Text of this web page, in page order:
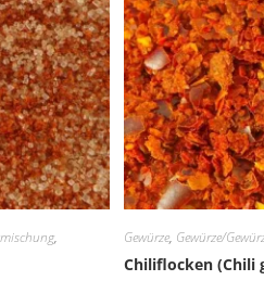
, Gewürze, Gewürze/
Chiliflocken (Chili